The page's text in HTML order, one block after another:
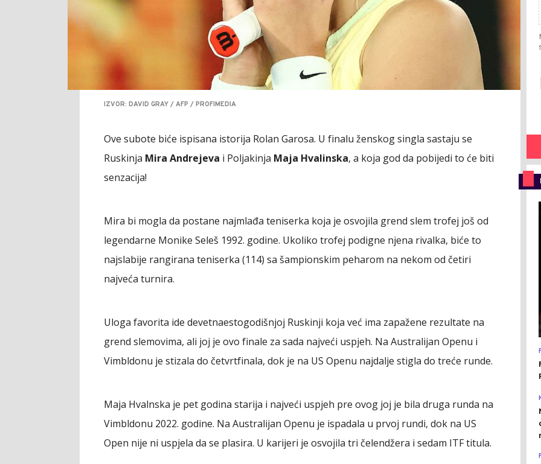
IZVOR: DAVID GRAY / AFP / PROFIMEDIA
Ove subote biće ispisana istorija Rolan Garosa. U finalu ženskog singla sastaju se
Ruskinja Mira Andrejeva i Poljakinja Maja Hvalinska, a koja god da pobijedi to će biti
senzacija!
Mira bi mogla da postane najmlađa teniserka koja je osvojila grend slem trofej još od
legendarne Monike Seleš 1992. godine. Ukoliko trofej podigne njena rivalka, biće to
najslabije rangirana teniserka (114) sa šampionskim peharom na nekom od četiri
najveća turnira.
Uloga favorita ide devetnaestogodišnjoj Ruskinji koja već ima zapažene rezultate na
grend slemovima, ali joj je ovo finale za sada najveći uspjeh. Na Australijan Openu i
Vimbldonu je stizala do četvrtfinala, dok je na US Openu najdalje stigla do treće runde.
Maja Hvalnska je pet godina starija i najveći uspjeh pre ovog joj je bila druga runda na
Vimbldonu 2022. godine. Na Australijan Openu je ispadala u prvoj rundi, dok na US
Open nije ni uspjela da se plasira. U karijeri je osvojila tri čelendžera i sedam ITF titula.